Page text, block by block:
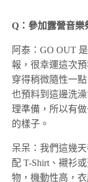
Q ：參加露營音
阿泰：GO OUT
報，很幸運這次
穿得稍微隨性一
也預料到這邊洗
理準備，所以有
的樣子。
呆呆：我們這幾
配 T-Shirt、襯衫
物，機動性高，